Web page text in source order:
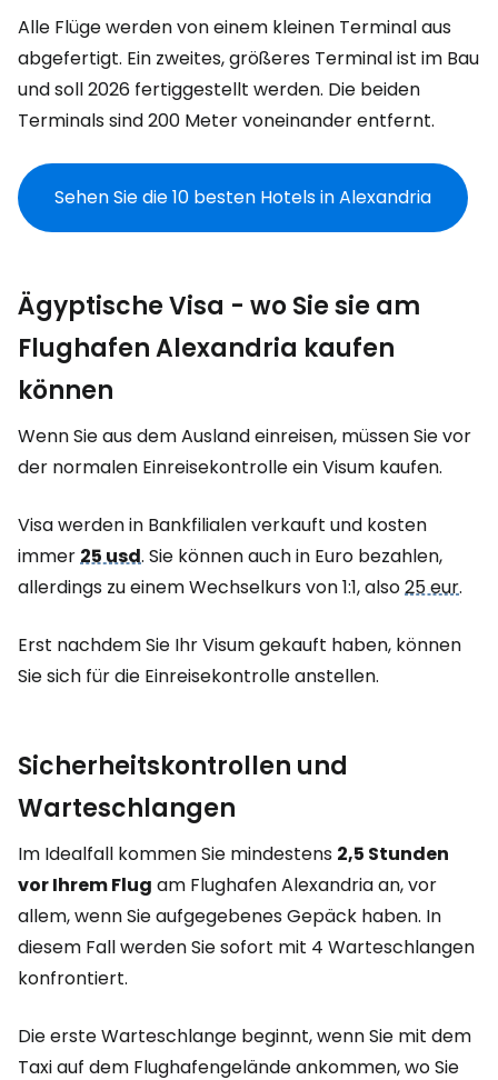
Alle Flüge werden von einem kleinen Terminal aus
abgefertigt. Ein zweites, größeres Terminal ist im Bau
und soll 2026 fertiggestellt werden. Die beiden
Terminals sind 200 Meter voneinander entfernt.
Sehen Sie die 10 besten Hotels in Alexandria
Ägyptische Visa - wo Sie sie am
Flughafen Alexandria kaufen
können
Wenn Sie aus dem Ausland einreisen, müssen Sie vor
der normalen Einreisekontrolle ein Visum kaufen.
Visa werden in Bankfilialen verkauft und kosten
immer25 usd. Sie können auch in Euro bezahlen,
allerdings zu einem Wechselkurs von 1:1, also25 eur.
Erst nachdem Sie Ihr Visum gekauft haben, können
Sie sich für die Einreisekontrolle anstellen.
Sicherheitskontrollen und
Warteschlangen
Im Idealfall kommen Sie mindestens 2,5 Stunden
vor Ihrem Flug am Flughafen Alexandria an, vor
allem, wenn Sie aufgegebenes Gepäck haben. In
diesem Fall werden Sie sofort mit 4 Warteschlangen
konfrontiert.
Die erste Warteschlange beginnt, wenn Sie mit dem
Taxi auf dem Flughafengelände ankommen, wo Sie